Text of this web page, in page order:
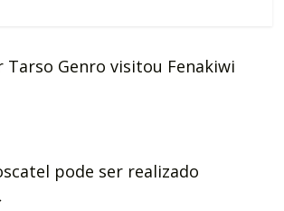
Tarso Genro visitou Fenakiwi
pode ser realizado